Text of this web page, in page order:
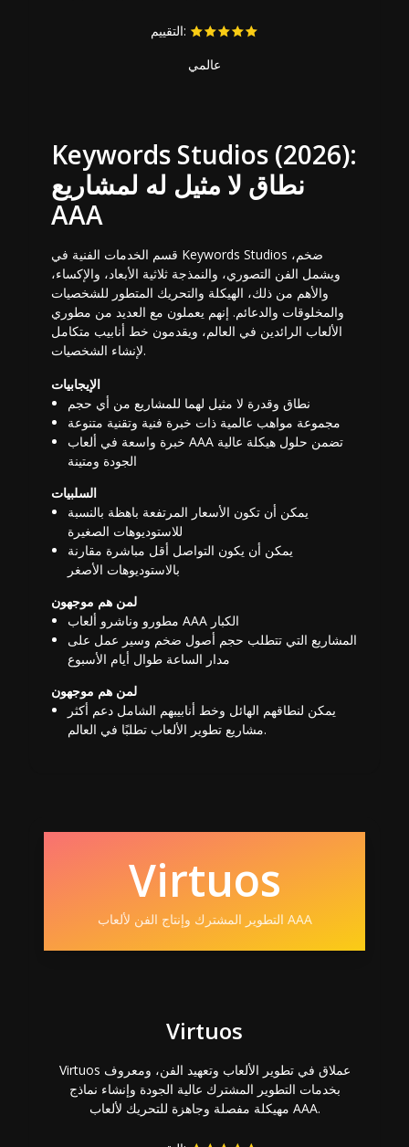
التقييم:
عالمي
Keywords Studios (2026):
نطاق لا مثيل له لمشاريع
AAA
قسم الخدمات الفنية في Keywords Studios ضخم،
ويشمل الفن التصوري، والنمذجة ثلاثية الأبعاد، والإكساء،
والأهم من ذلك، الهيكلة والتحريك المتطور للشخصيات
والمخلوقات والدعائم. إنهم يعملون مع العديد من مطوري
الألعاب الرائدين في العالم، ويقدمون خط أنابيب متكامل
لإنشاء الشخصيات.
الإيجابيات
نطاق وقدرة لا مثيل لهما للمشاريع من أي حجم
مجموعة مواهب عالمية ذات خبرة فنية وتقنية متنوعة
خبرة واسعة في ألعاب AAA تضمن حلول هيكلة عالية
الجودة ومتينة
السلبيات
يمكن أن تكون الأسعار المرتفعة باهظة بالنسبة
للاستوديوهات الصغيرة
يمكن أن يكون التواصل أقل مباشرة مقارنة
بالاستوديوهات الأصغر
لمن هم موجهون
مطورو وناشرو ألعاب AAA الكبار
المشاريع التي تتطلب حجم أصول ضخم وسير عمل على
مدار الساعة طوال أيام الأسبوع
لمن هم موجهون
يمكن لنطاقهم الهائل وخط أنابيبهم الشامل دعم أكثر
مشاريع تطوير الألعاب تطلبًا في العالم.
Virtuos
التطوير المشترك وإنتاج الفن لألعاب AAA
Virtuos
Virtuos عملاق في تطوير الألعاب وتعهيد الفن، ومعروف
بخدمات التطوير المشترك عالية الجودة وإنشاء نماذج
مهيكلة مفصلة وجاهزة للتحريك لألعاب AAA.